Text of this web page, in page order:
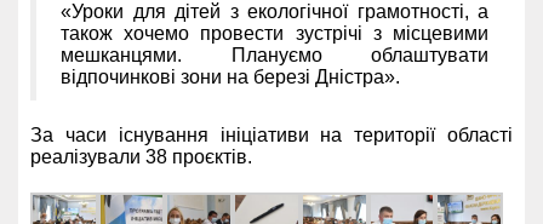
«Уроки для дітей з екологічної грамотності, а
також хочемо провести зустрічі з місцевими
мешканцями. Плануємо облаштувати
відпочинкові зони на березі Дністра».
За часи існування ініціативи на території області
реалізували 38 проєктів.